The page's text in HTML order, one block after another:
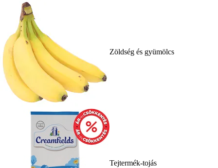
Zöldség és gyümölcs
Tejtermék-tojás